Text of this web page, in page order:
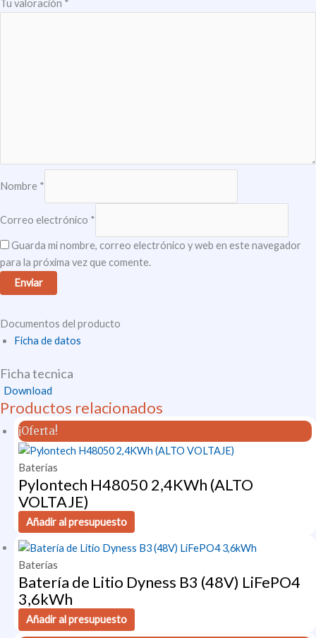
Tu valoración *
Nombre *
Correo electrónico *
Guarda mi nombre, correo electrónico y web en este navegador
para la próxima vez que comente.
Documentos del producto
Ficha de datos
Ficha tecnica
Download
Productos relacionados
¡Oferta!
Baterías
Pylontech H48050 2,4KWh (ALTO
VOLTAJE)
Añadir al presupuesto
Baterías
Batería de Litio Dyness B3 (48V) LiFePO4
3,6kWh
Añadir al presupuesto